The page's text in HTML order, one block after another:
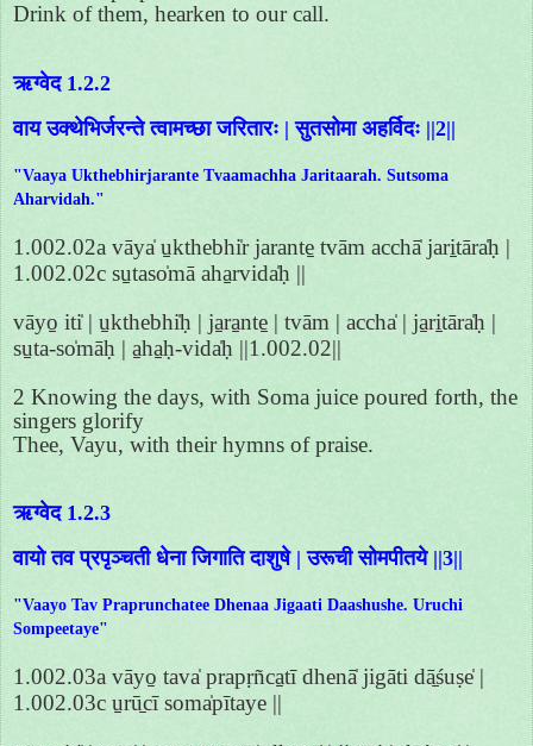
Drink of them, hearken to our call.
ऋग्वेद 1.2.2
वाय उक्थेभिर्जरन्ते त्वामच्छा जरितारः | सुतसोमा अहर्विदः ||2||
"Vaaya Ukthebhirjarante Tvaamachha Jaritaarah. Sutsoma
Aharvidah."
1.002.02a vāya̍ u̱kthebhi̍r jarante̱ tvām acchā̍ jari̱tāra̍ḥ |
1.002.02c su̱taso̍mā aha̱rvida̍ḥ ||
vāyo̱ iti̍ | u̱kthebhi̍ḥ | ja̱ra̱nte̱ | tvām | accha̍ | ja̱ri̱tāra̍ḥ |
su̱ta-so̍māḥ | a̱ha̱ḥ-vida̍ḥ ||1.002.02||
2 Knowing the days, with Soma juice poured forth, the
singers glorify
Thee, Vayu, with their hymns of praise.
ऋग्वेद 1.2.3
वायो तव प्रपृञ्चती धेना जिगाति दाशुषे | उरूची सोमपीतये ||3||
"Vaayo Tav Praprunchatee Dhenaa Jigaati Daashushe. Uruchi
Sompeetaye"
1.002.03a vāyo̱ tava̍ prapṛñca̱tī dhenā̍ jigāti dā̱śuṣe̍ |
1.002.03c u̱rū̱cī soma̍pītaye ||